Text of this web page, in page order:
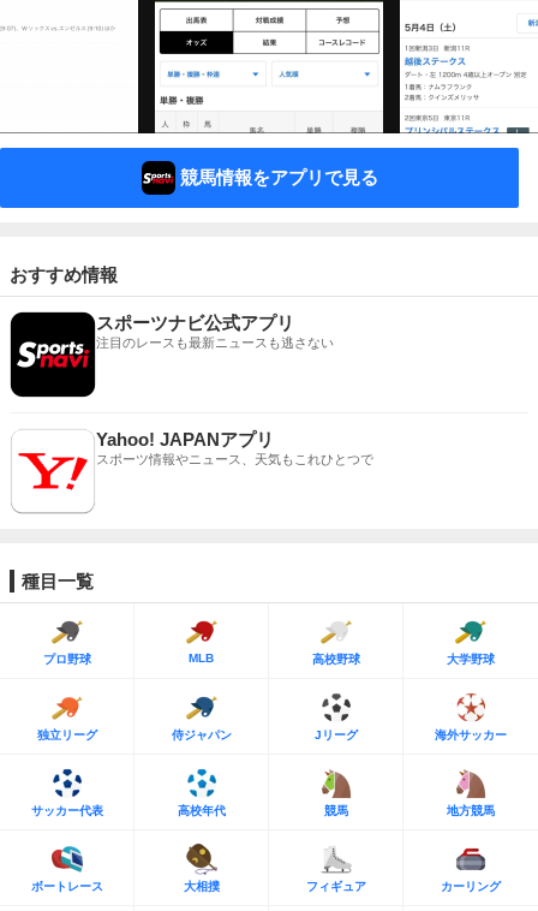
競馬情報をアプリで見る
おすすめ情報
スポーツナビ公式アプリ
注目のレースも最新ニュースも逃さない
Yahoo! JAPANアプリ
スポーツ情報やニュース、天気もこれひとつで
種目一覧
プロ野球 MLB 高校野球 大学野球
独立リーグ 侍ジャパン Jリーグ 海外サッカー
サッカー代表 高校年代 競馬 地方競馬
ボートレース 大相撲 フィギュア カーリング